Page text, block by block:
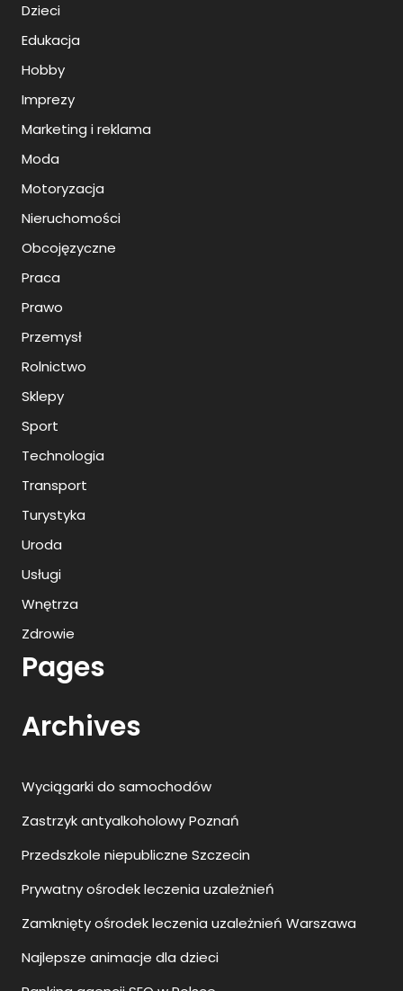
Dzieci
Edukacja
Hobby
Imprezy
Marketing i reklama
Moda
Motoryzacja
Nieruchomości
Obcojęzyczne
Praca
Prawo
Przemysł
Rolnictwo
Sklepy
Sport
Technologia
Transport
Turystyka
Uroda
Usługi
Wnętrza
Zdrowie
Pages
Archives
Wyciągarki do samochodów
Zastrzyk antyalkoholowy Poznań
Przedszkole niepubliczne Szczecin
Prywatny ośrodek leczenia uzależnień
Zamknięty ośrodek leczenia uzależnień Warszawa
Najlepsze animacje dla dzieci